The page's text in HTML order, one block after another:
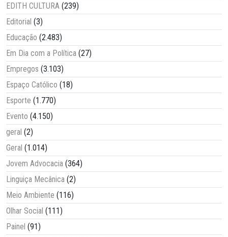
EDITH CULTURA (239)
Editorial (3)
Educação (2.483)
Em Dia com a Política (27)
Empregos (3.103)
Espaço Católico (18)
Esporte (1.770)
Evento (4.150)
geral (2)
Geral (1.014)
Jovem Advocacia (364)
Linguiça Mecânica (2)
Meio Ambiente (116)
Olhar Social (111)
Painel (91)